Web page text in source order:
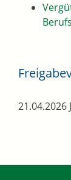
21.04.2026